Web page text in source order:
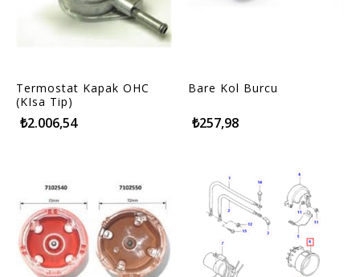
Termostat Kapak OHC
(KIsa Tip)
₺2.006,54
Bare Kol Burcu
₺257,98